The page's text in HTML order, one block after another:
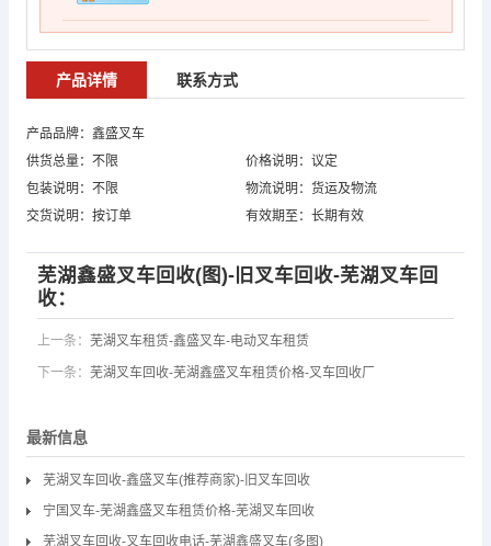
产品详情 联系方式
产品品牌：鑫盛叉车
供货总量：不限
价格说明：议定
包装说明：不限
物流说明：货运及物流
交货说明：按订单
有效期至：长期有效
芜湖鑫盛叉车回收(图)-旧叉车回收-芜湖叉车回
收：
上一条： 芜湖叉车租赁-鑫盛叉车-电动叉车租赁
下一条： 芜湖叉车回收-芜湖鑫盛叉车租赁价格-叉车回收厂
最新信息
芜湖叉车回收-鑫盛叉车(推荐商家)-旧叉车回收
宁国叉车-芜湖鑫盛叉车租赁价格-芜湖叉车回收
芜湖叉车回收-叉车回收电话-芜湖鑫盛叉车(多图)